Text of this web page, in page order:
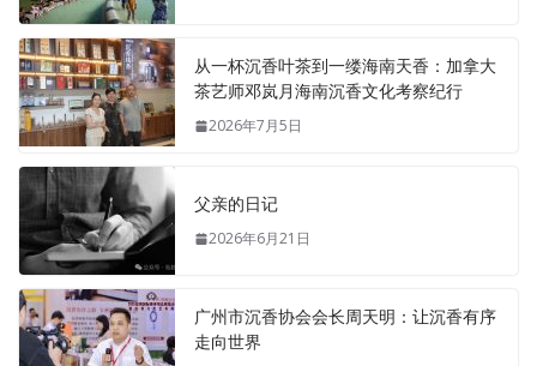
从一杯沉香叶茶到一缕海南天香：加拿大
茶艺师邓岚月海南沉香文化考察纪行
2026年7月5日
父亲的日记
2026年6月21日
广州市沉香协会会长周天明：让沉香有序
走向世界